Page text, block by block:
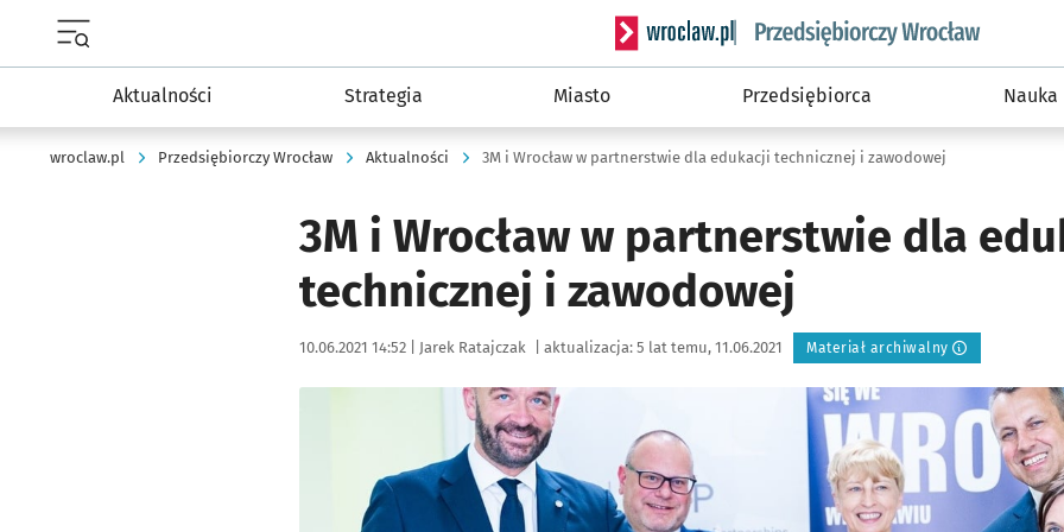
Serwis informacyjny wroclaw.pl podserwis:
Aktualności Strategia Miasto Przedsiębiorca Nauka
wroclaw.pl Przedsiębiorczy Wrocław Aktualności 3M i Wrocław w partnerstwie dla edukacji technicznej i zawodowej
3M i Wrocław w partnerstwie dla
technicznej i zawodowej
Data publikacji:
10.06.2021 14:52 | Autor:
Jarek Ratajczak aktualizacja: 5 lat temu, 11.06.2021 Materiał archiwalny
Kliknij, aby powiększyć